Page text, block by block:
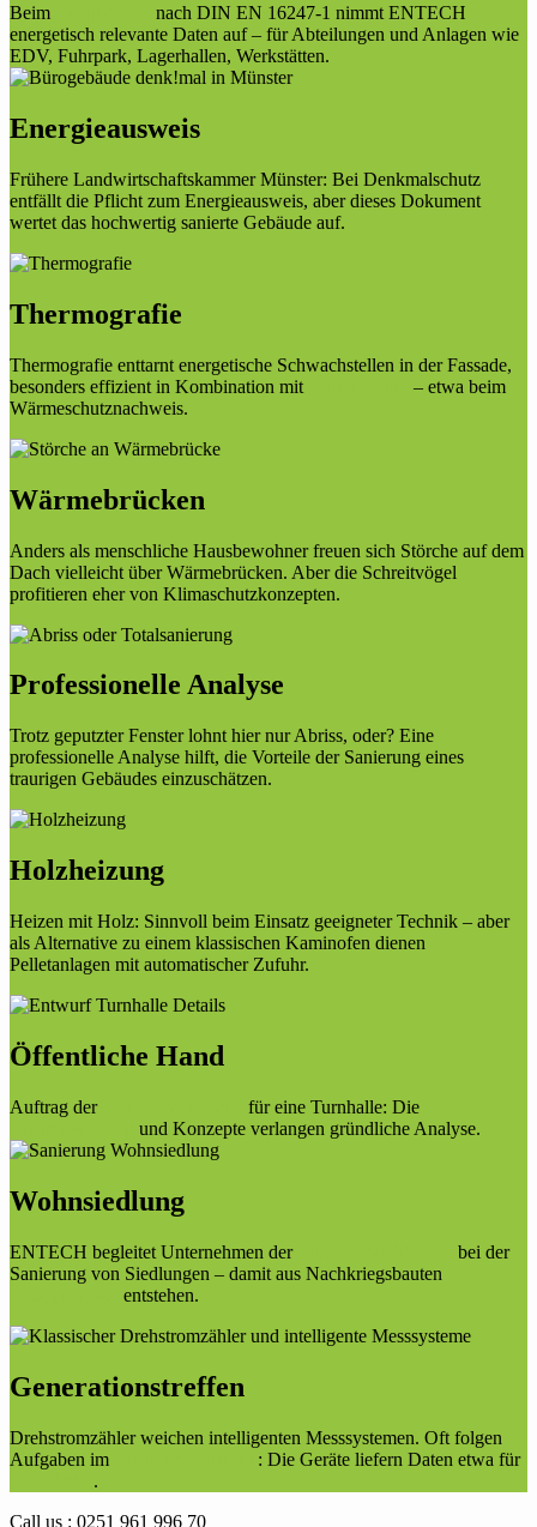
Beim
nach DIN EN 16247-1 nimmt ENTECH
energetisch relevante Daten auf – für Abteilungen und Anlagen wie
EDV, Fuhrpark, Lagerhallen, Werkstätten.
Energieausweis
Frühere Landwirtschaftskammer Münster: Bei Denkmalschutz
entfällt die Pflicht zum Energieausweis, aber dieses Dokument
wertet das hochwertig sanierte Gebäude auf.
Thermografie
Thermografie enttarnt energetische Schwachstellen in der Fassade,
besonders effizient in Kombination mit
– etwa beim
Wärmeschutznachweis.
Wärmebrücken
Anders als menschliche Hausbewohner freuen sich Störche auf dem
Dach vielleicht über Wärmebrücken. Aber die Schreitvögel
profitieren eher von Klimaschutzkonzepten.
Professionelle Analyse
Trotz geputzter Fenster lohnt hier nur Abriss, oder? Eine
professionelle Analyse hilft, die Vorteile der Sanierung eines
traurigen Gebäudes einzuschätzen.
Holzheizung
Heizen mit Holz: Sinnvoll beim Einsatz geeigneter Technik – aber
als Alternative zu einem klassischen Kaminofen dienen
Pelletanlagen mit automatischer Zufuhr.
Öffentliche Hand
Auftrag der
für eine Turnhalle: Die
und Konzepte verlangen gründliche Analyse.
Wohnsiedlung
ENTECH begleitet Unternehmen der
bei der
Sanierung von Siedlungen – damit aus Nachkriegsbauten
entstehen.
Generationstreffen
Drehstromzähler weichen intelligenten Messsystemen. Oft folgen
Aufgaben im
: Die Geräte liefern Daten etwa für
.
Call us : 0251 961 996 70